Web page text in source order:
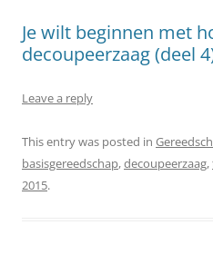
Je wilt beginnen met
decoupeerzaag (deel
Leave a reply
This entry was posted in
basisgereedschap,decoupeerzaag,
2015.